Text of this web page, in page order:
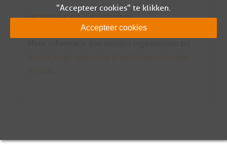
INTERESSE GEWEKT?
"Accepteer cookies" te klikken.
Accepteer cookies